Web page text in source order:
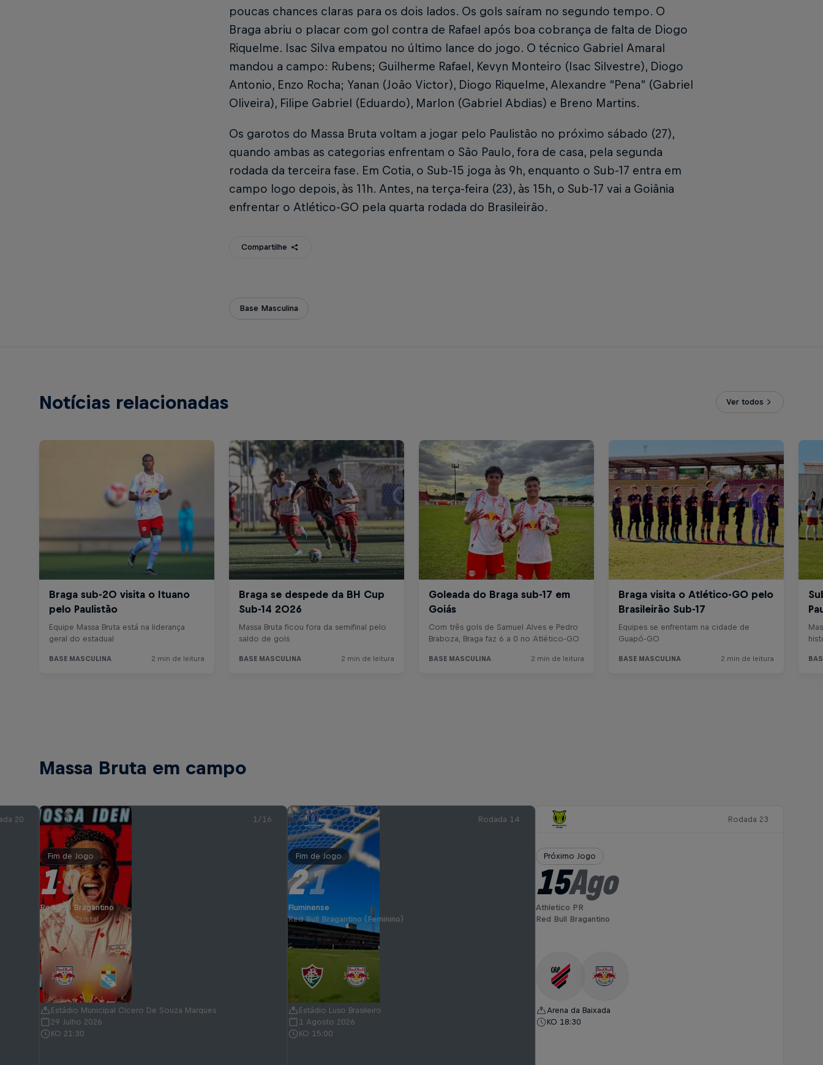
poucas chances claras para os dois lados. Os gols saíram no segundo tempo. O
Braga abriu o placar com gol contra de Rafael após boa cobrança de falta de Diogo
Riquelme. Isac Silva empatou no último lance do jogo. O técnico Gabriel Amaral
mandou a campo: Rubens; Guilherme Rafael, Kevyn Monteiro (Isac Silvestre), Diogo
Antonio, Enzo Rocha; Yanan (João Victor), Diogo Riquelme, Alexandre “Pena” (Gabriel
Oliveira), Filipe Gabriel (Eduardo), Marlon (Gabriel Abdias) e Breno Martins.
Os garotos do Massa Bruta voltam a jogar pelo Paulistão no próximo sábado (27),
quando ambas as categorias enfrentam o São Paulo, fora de casa, pela segunda
rodada da terceira fase. Em Cotia, o Sub-15 joga às 9h, enquanto o Sub-17 entra em
campo logo depois, às 11h. Antes, na terça-feira (23), às 15h, o Sub-17 vai a Goiânia
enfrentar o Atlético-GO pela quarta rodada do Brasileirão.
Compartilhe
Base Masculina
Notícias relacionadas Ver todos
Massa Bruta em campo
20 1/16
Fim de Jogo
1-0
Red Bull Bragantino
Sporting Cristal
Estádio Municipal Cicero De Souza Marques
29 Julho 2026
KO 21:30
Rodada 14
Fim de Jogo
2-1
Fluminense
Red Bull Bragantino (Feminino)
Estádio Luso Brasileiro
1 Agosto 2026
KO 15:00
Rodada 23
Próximo Jogo
15Ago
Athletico PR
Red Bull Bragantino
Arena da Baixada
KO 18:30